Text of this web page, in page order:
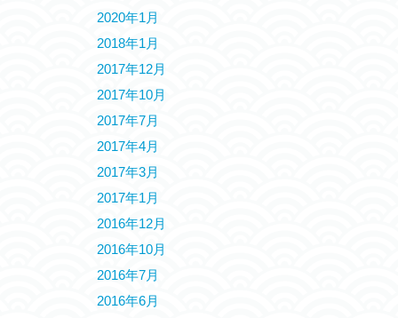
2020年1月
2018年1月
2017年12月
2017年10月
2017年7月
2017年4月
2017年3月
2017年1月
2016年12月
2016年10月
2016年7月
2016年6月